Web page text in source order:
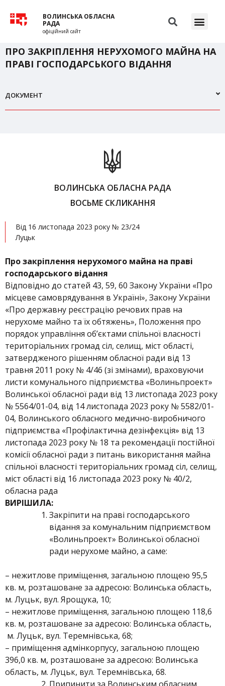
ВОЛИНСЬКА ОБЛАСНА
РАДА
офіційний сайт
ПРО ЗАКРІПЛЕННЯ НЕРУХОМОГО МАЙНА НА
ПРАВІ ГОСПОДАРСЬКОГО ВІДАННЯ
ДОКУМЕНТ
ВОЛИНСЬКА ОБЛАСНА РАДА
ВОСЬМЕ СКЛИКАННЯ
Від 16 листопада 2023 року № 23/24
Луцьк
Прозакріплення нерухомого майна на праві
господарського відання
Відповідно до статей 43, 59, 60 Закону України «Про
місцеве самоврядування в Україні», Закону України
«Про державну реєстрацію речових прав на
нерухоме майно та їх обтяжень», Положення про
порядок управління об’єктами спільної власності
територіальних громад сіл, селищ, міст області,
затвердженого рішенням обласної ради від 13
травня 2011 року № 4/46 (зі змінами), враховуючи
листи комунального підприємства «Волиньпроект»
Волинської обласної ради від 13 листопада 2023 року
№ 5564/01-04, від 14 листопада 2023 року № 5582/01-
04, Волинського обласного медично-виробничого
підприємства «Профілактична дезінфекція» від 13
листопада 2023 року № 18 та рекомендації постійної
комісії обласної ради з питань використання майна
спільної власності територіальних громад сіл, селищ,
міст області від 16 листопада 2023 року № 40/2,
обласна рада
ВИРІШИЛА:
Закріпити на праві господарського
відання за комунальним підприємством
«Волиньпроект» Волинської обласної
ради нерухоме майно, а саме:
– нежитлове приміщення, загальною площею 95,5
кв. м, розташоване за адресою: Волинська область,
м. Луцьк, вул. Ярощука, 10;
– нежитлове приміщення, загальною площею 118,6
кв. м, розташоване за адресою: Волинська область,
м. Луцьк, вул. Теремнівська, 68;
– приміщення адмінкорпусу, загальною площею
396,0 кв. м, розташоване за адресою: Волинська
область, м. Луцьк, вул. Теремнівська, 68.